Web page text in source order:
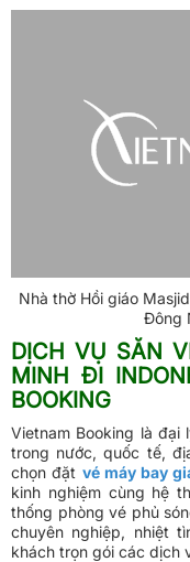
Nhà thờ Hồi giáo
Đông
DỊCH VỤ SĂN
MINH ĐI
BOOKING
Vietnam Booking là
trong nước, quốc tế,
chọn đặt vé máy bay
kinh nghiệm cùng hệ
thống phòng vé phủ
chuyên nghiệp, nhiệt
khách trọn gói các dịch